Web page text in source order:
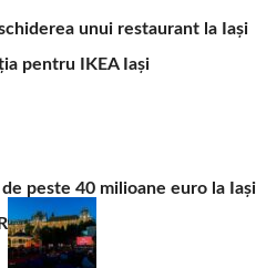
unui restaurant la Iași
pentru IKEA Iași
peste 40 milioane euro la Iași